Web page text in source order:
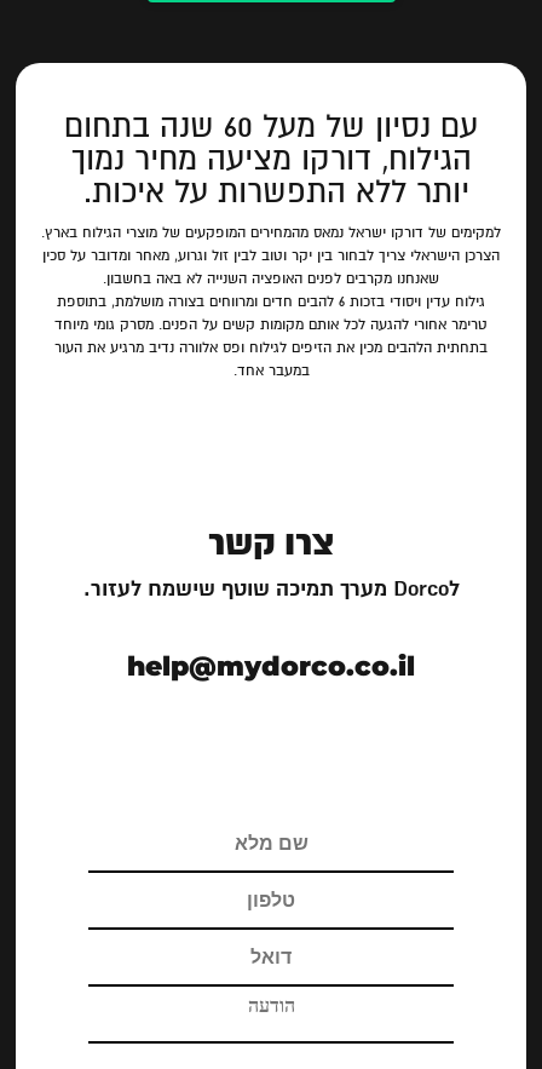
עם נסיון של מעל 60 שנה בתחום
הגילוח, דורקו מציעה מחיר נמוך
יותר ללא התפשרות על איכות.
למקימים של דורקו ישראל נמאס מהמחירים המופקעים של מוצרי הגילוח בארץ.
הצרכן הישראלי צריך לבחור בין יקר וטוב לבין זול וגרוע, מאחר ומדובר על סכין
שאנחנו מקרבים לפנים האופציה השנייה לא באה בחשבון.
גילוח עדין ויסודי בזכות 6 להבים חדים ומרווחים בצורה מושלמת, בתוספת
טרימר אחורי להגעה לכל אותם מקומות קשים על הפנים. מסרק גומי מיוחד
בתחתית הלהבים מכין את הזיפים לגילוח ופס אלוורה נדיב מרגיע את העור
במעבר אחד.
צרו קשר
לDorco מערך תמיכה שוטף שישמח לעזור.
help@mydorco.co.il